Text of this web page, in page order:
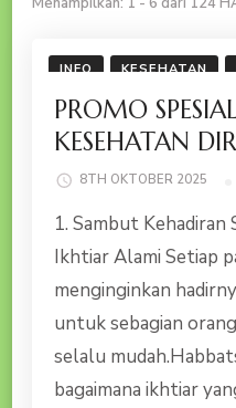
INFO KESEHATAN
PROMO
KESEHATAN
8TH OKTOBER 2025
1. Sambut Kehadiran
Ikhtiar Alami Setiap
menginginkan
untuk sebagian
selalu
bagaimana ikhtiar